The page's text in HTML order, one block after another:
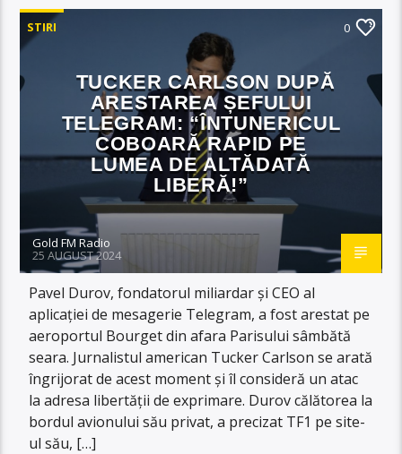
STIRI 0
TUCKER CARLSON DUPĂ
ARESTAREA ȘEFULUI
TELEGRAM: “ÎNTUNERICUL
COBOARĂ RAPID PE
LUMEA DE ALTĂDATĂ
LIBERĂ!”
Gold FM Radio
25 AUGUST 2024
Pavel Durov, fondatorul miliardar și CEO al
aplicației de mesagerie Telegram, a fost arestat pe
aeroportul Bourget din afara Parisului sâmbătă
seara. Jurnalistul american Tucker Carlson se arată
îngrijorat de acest moment și îl consideră un atac
la adresa libertății de exprimare. Durov călătorea la
bordul avionului său privat, a precizat TF1 pe site-
ul său, […]